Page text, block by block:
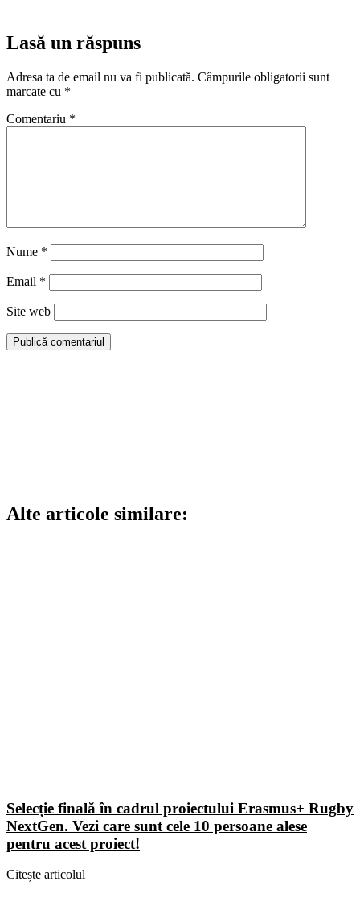
Lasă un răspuns
Adresa ta de email nu va fi publicată. Câmpurile obligatorii sunt
marcate cu *
Comentariu *
Nume *
Email *
Site web
Alte articole similare:
Selecție finală în cadrul proiectului Erasmus+ Rugby
NextGen. Vezi care sunt cele 10 persoane alese
pentru acest proiect!
Citește articolul